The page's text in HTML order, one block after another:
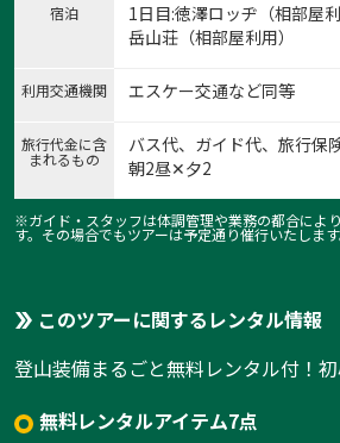
宿泊
1日目:徳澤ロッヂ（相部
岳山荘（相部屋利用）
利用交通機関 エスケー交通など同等
旅行代金に含
まれるもの
バス代、ガイド代、旅行保
朝2昼✕夕2
※ガイド・スタッフは体調管理や業務の都合によ
す。その場合でもツアーは予定通り催行いたしま
このツアーに関するレンタル情報
登山装備まるごと無料レンタル付！初
無料レンタルアイテム7点